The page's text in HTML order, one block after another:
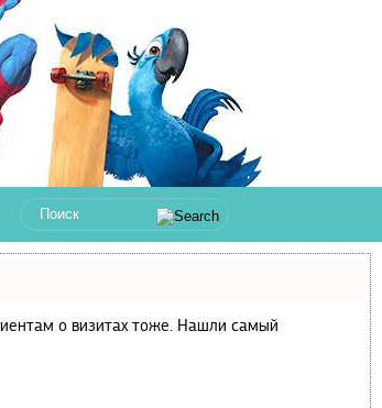
о визитах тоже. Нашли самый